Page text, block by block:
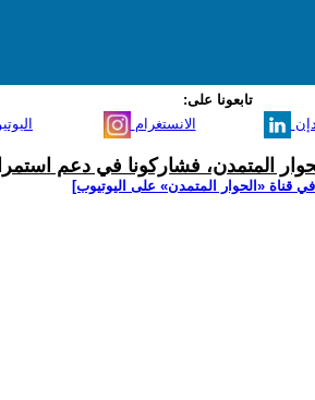
تابعونا على:
الانستغرام
المتمدن، فشاركونا في دعم
قناة ‫«الحوار المتمدن» على اليوتيوب]